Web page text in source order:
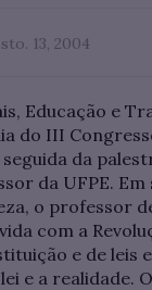
13, 2004
Educação e
do III
da
da UFPE.
o professor
com a
e de leis
e a realidade.